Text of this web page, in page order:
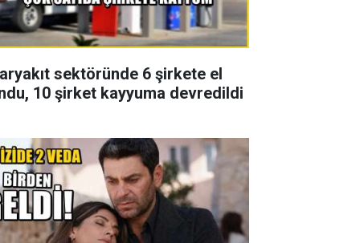
sektöründe 6 şirkete el
10 şirket kayyuma devredildi